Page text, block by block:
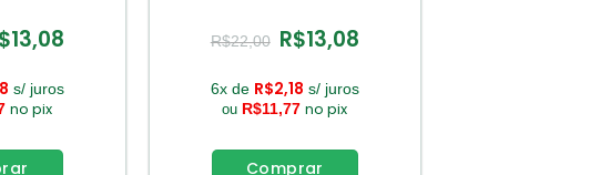
13,08O
é:
R$13,08.
s/ juros
no pix
R$22,00 O
preço
era:
R$22,00.
R$13,08
R$13,08.
6x de R$2,18 s/ juros
ou R$11,77 no pix
Comprar